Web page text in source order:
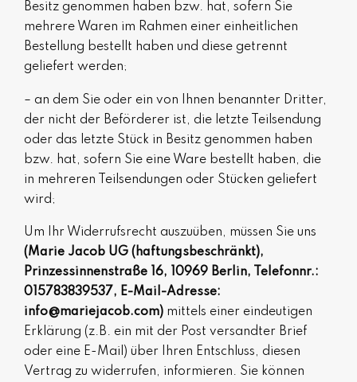
Besitz genommen haben bzw. hat, sofern Sie
mehrere Waren im Rahmen einer einheitlichen
Bestellung bestellt haben und diese getrennt
geliefert werden;
– an dem Sie oder ein von Ihnen benannter Dritter,
der nicht der Beförderer ist, die letzte Teilsendung
oder das letzte Stück in Besitz genommen haben
bzw. hat, sofern Sie eine Ware bestellt haben, die
in mehreren Teilsendungen oder Stücken geliefert
wird ;
Um Ihr Widerrufsrecht auszuüben, müssen Sie uns
(Marie Jacob UG (haftungsbeschränkt),
Prinzessinnenstraße 16, 10969 Berlin, Telefonnr.:
015783839537, E-Mail-Adresse:
info@mariejacob.com) mittels einer eindeutigen
Erklärung (z.B. ein mit der Post versandter Brief
oder eine E-Mail) über Ihren Entschluss, diesen
Vertrag zu widerrufen, informieren. Sie können